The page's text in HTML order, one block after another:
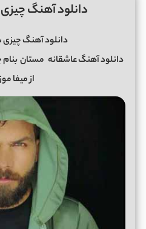
دانلود آهنگ
دانلود آهنگ
دانلود آهنگ عاشقانه مستان
از میفا